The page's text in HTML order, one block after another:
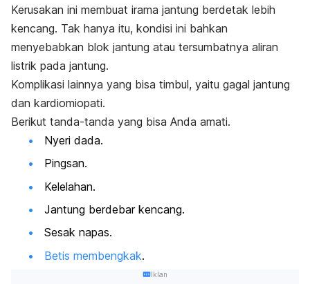
Kerusakan ini membuat irama jantung berdetak lebih
kencang. Tak hanya itu, kondisi ini bahkan
menyebabkan blok jantung atau tersumbatnya aliran
listrik pada jantung.
Komplikasi lainnya yang bisa timbul, yaitu gagal jantung
dan kardiomiopati.
Berikut tanda-tanda yang bisa Anda amati.
Nyeri dada.
Pingsan.
Kelelahan.
Jantung berdebar kencang.
Sesak napas.
Betis membengkak.
Iklan